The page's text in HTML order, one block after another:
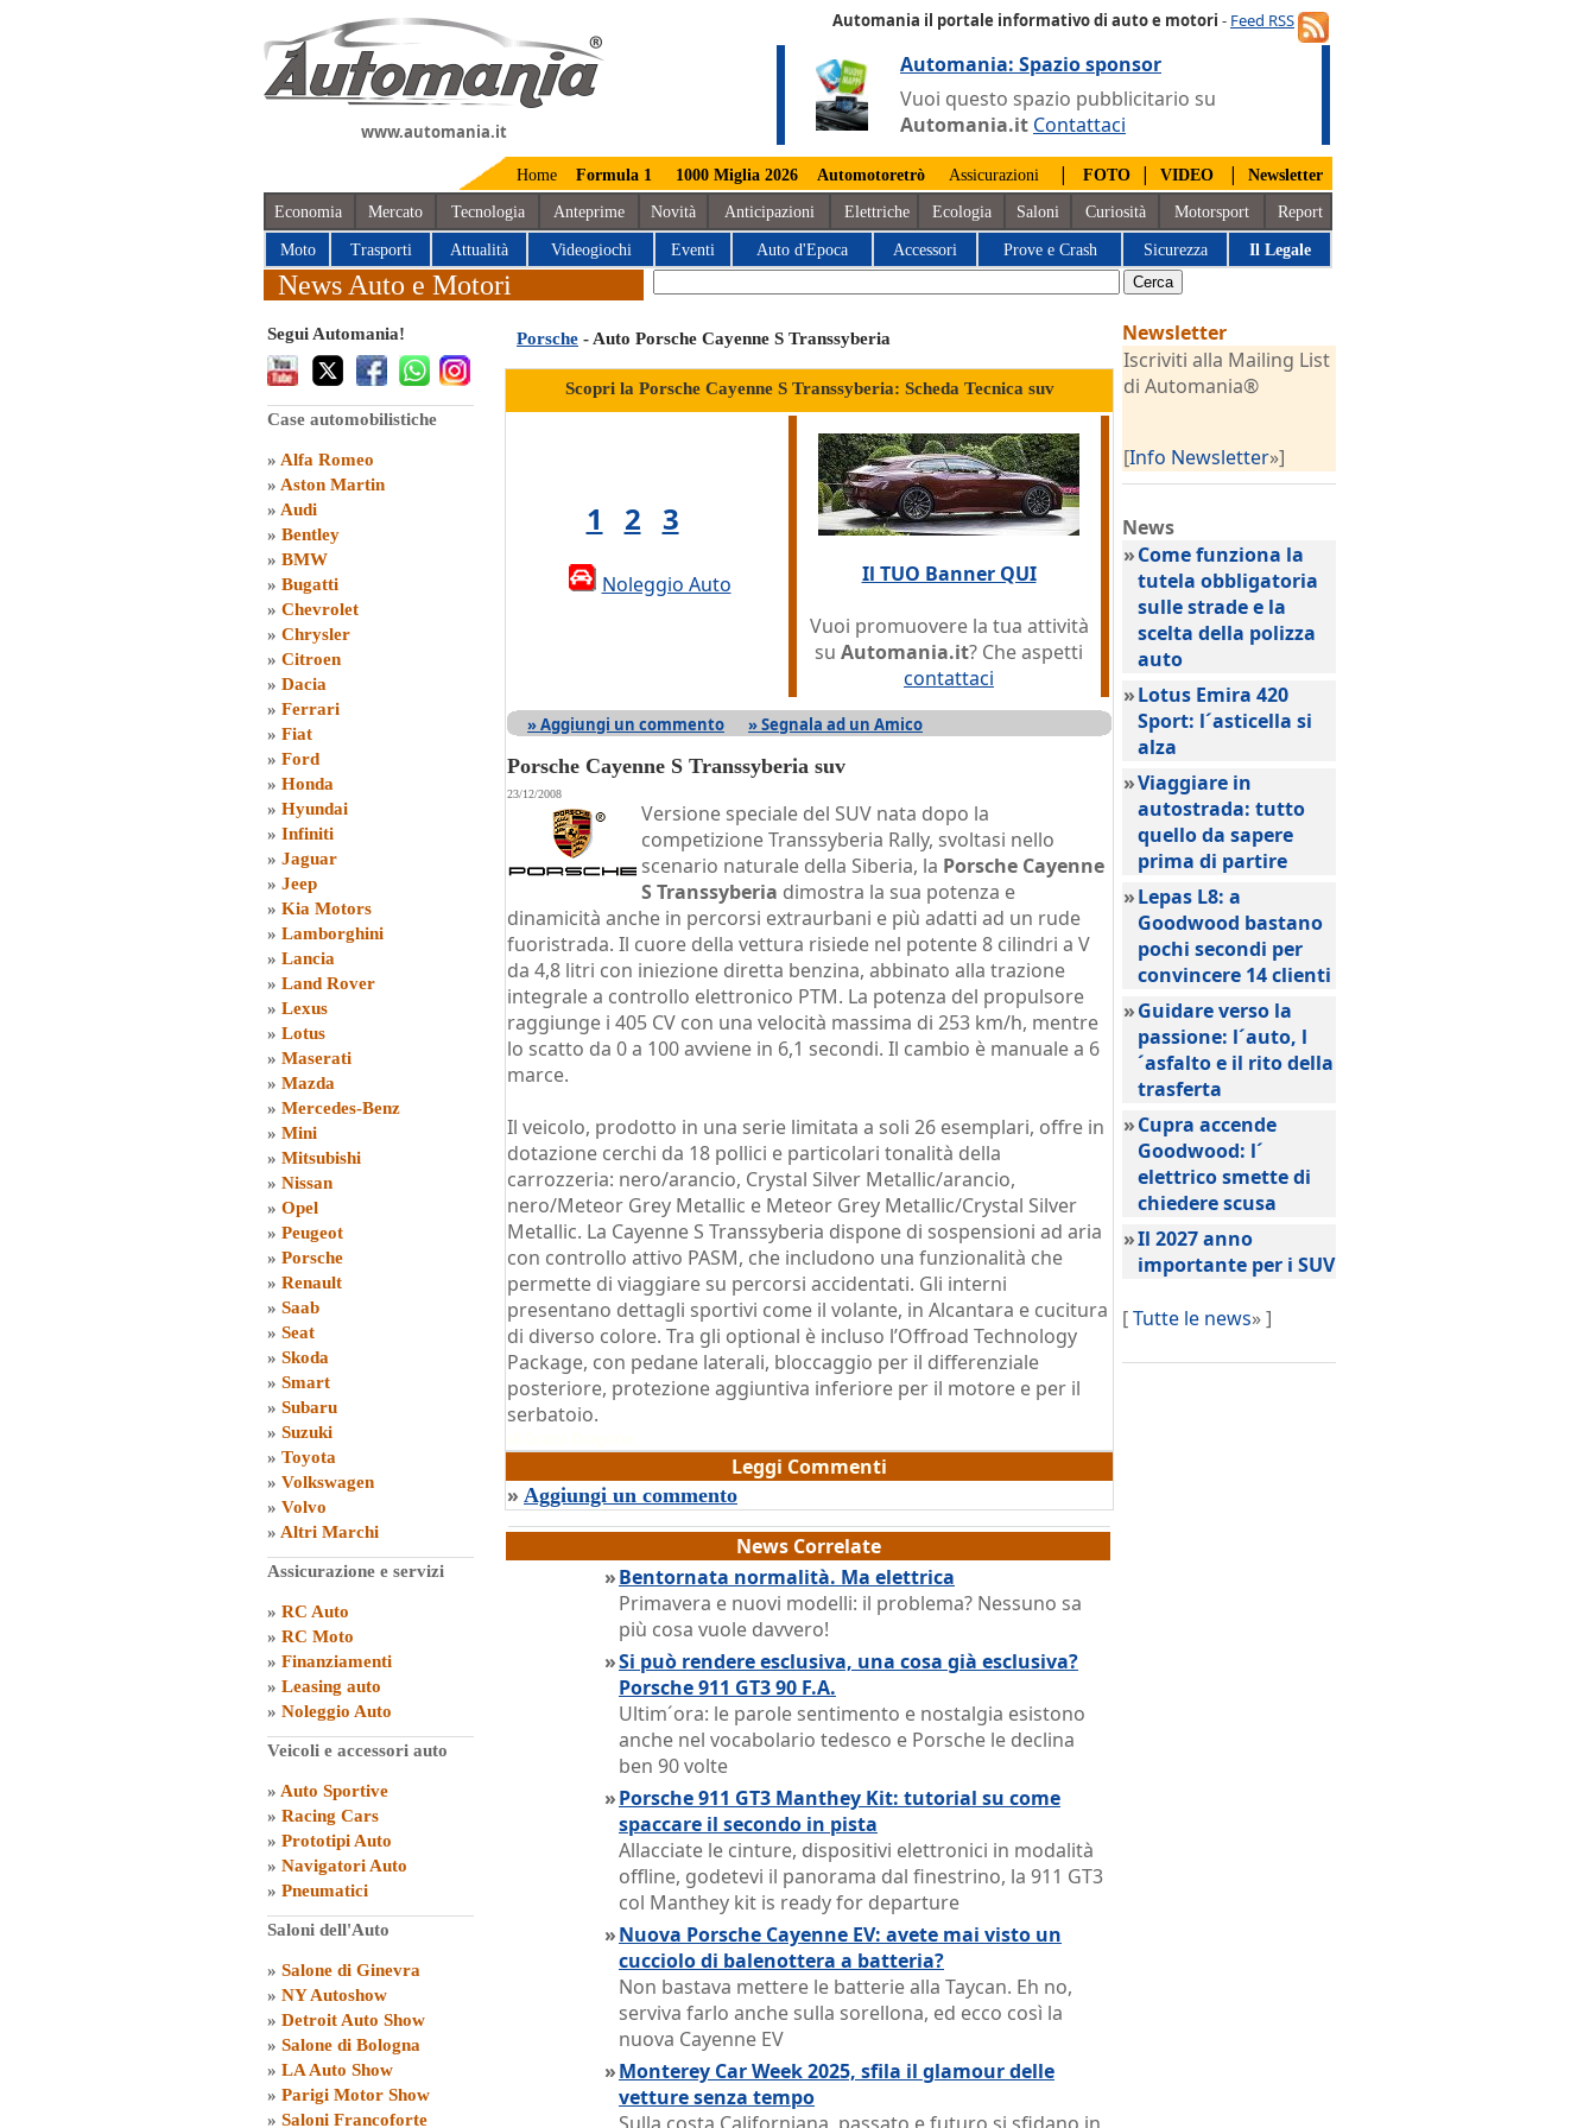
www.automania.it
Automania il portale informativo di auto e motori - Feed RSS
Automania: Spazio sponsor
Vuoi questo spazio pubblicitario su
Automania.it Contattaci
Home Formula 1 1000 Miglia 2026 Automotoretrò Assicurazioni | FOTO | VIDEO | Newsletter
Economia Mercato Tecnologia Anteprime Novità Anticipazioni Elettriche Ecologia Saloni Curiosità Motorsport Report
Moto Trasporti Attualità Videogiochi Eventi Auto d'Epoca Accessori Prove e Crash Sicurezza Il Legale
News Auto e Motori
Segui Automania!
Case automobilistiche
» Alfa Romeo
» Aston Martin
» Audi
» Bentley
» BMW
» Bugatti
» Chevrolet
» Chrysler
» Citroen
» Dacia
» Ferrari
» Fiat
» Ford
» Honda
» Hyundai
» Infiniti
» Jaguar
» Jeep
» Kia Motors
» Lamborghini
» Lancia
» Land Rover
» Lexus
» Lotus
» Maserati
» Mazda
» Mercedes-Benz
» Mini
» Mitsubishi
» Nissan
» Opel
» Peugeot
» Porsche
» Renault
» Saab
» Seat
» Skoda
» Smart
» Subaru
» Suzuki
» Toyota
» Volkswagen
» Volvo
» Altri Marchi
Assicurazione e servizi
» RC Auto
» RC Moto
» Finanziamenti
» Leasing auto
» Noleggio Auto
Veicoli e accessori auto
» Auto Sportive
» Racing Cars
» Prototipi Auto
» Navigatori Auto
» Pneumatici
Saloni dell'Auto
» Salone di Ginevra
» NY Autoshow
» Detroit Auto Show
» Salone di Bologna
» LA Auto Show
» Parigi Motor Show
» Saloni Francoforte
Porsche - Auto Porsche Cayenne S Transsyberia
Scopri la Porsche Cayenne S Transsyberia: Scheda Tecnica suv
1 2 3
Noleggio Auto
Il TUO Banner QUI
Vuoi promuovere la tua attività
su Automania.it? Che aspetti
contattaci
» Aggiungi un commento » Segnala ad un Amico
Porsche Cayenne S Transsyberia suv
23/12/2008
Versione speciale del SUV nata dopo la
competizione Transsyberia Rally, svoltasi nello
scenario naturale della Siberia, la Porsche Cayenne
S Transsyberia dimostra la sua potenza e
dinamicità anche in percorsi extraurbani e più adatti ad un rude
fuoristrada. Il cuore della vettura risiede nel potente 8 cilindri a V
da 4,8 litri con iniezione diretta benzina, abbinato alla trazione
integrale a controllo elettronico PTM. La potenza del propulsore
raggiunge i 405 CV con una velocità massima di 253 km/h, mentre
lo scatto da 0 a 100 avviene in 6,1 secondi. Il cambio è manuale a 6
marce.
Il veicolo, prodotto in una serie limitata a soli 26 esemplari, offre in
dotazione cerchi da 18 pollici e particolari tonalità della
carrozzeria: nero/arancio, Crystal Silver Metallic/arancio,
nero/Meteor Grey Metallic e Meteor Grey Metallic/Crystal Silver
Metallic. La Cayenne S Transsyberia dispone di sospensioni ad aria
con controllo attivo PASM, che includono una funzionalità che
permette di viaggiare su percorsi accidentati. Gli interni
presentano dettagli sportivi come il volante, in Alcantara e cucitura
di diverso colore. Tra gli optional è incluso l’Offroad Technology
Package, con pedane laterali, bloccaggio per il differenziale
posteriore, protezione aggiuntiva inferiore per il motore e per il
serbatoio.
Leggi Commenti
» Aggiungi un commento
News Correlate
»Bentornata normalità. Ma elettrica
Primavera e nuovi modelli: il problema? Nessuno sa
più cosa vuole davvero!
»Si può rendere esclusiva, una cosa già esclusiva?
Porsche 911 GT3 90 F.A.
Ultim´ora: le parole sentimento e nostalgia esistono
anche nel vocabolario tedesco e Porsche le declina
ben 90 volte
»Porsche 911 GT3 Manthey Kit: tutorial su come
spaccare il secondo in pista
Allacciate le cinture, dispositivi elettronici in modalità
offline, godetevi il panorama dal finestrino, la 911 GT3
col Manthey kit is ready for departure
»Nuova Porsche Cayenne EV: avete mai visto un
cucciolo di balenottera a batteria?
Non bastava mettere le batterie alla Taycan. Eh no,
serviva farlo anche sulla sorellona, ed ecco così la
nuova Cayenne EV
»Monterey Car Week 2025, sfila il glamour delle
vetture senza tempo
Newsletter
Iscriviti alla Mailing List
di Automania®
[Info Newsletter»]
News
»Come funziona la
tutela obbligatoria
sulle strade e la
scelta della polizza
auto
»Lotus Emira 420
Sport: l´asticella si
alza
»Viaggiare in
autostrada: tutto
quello da sapere
prima di partire
»Lepas L8: a
Goodwood bastano
pochi secondi per
convincere 14 clienti
»Guidare verso la
passione: l´auto, l
´asfalto e il rito della
trasferta
»Cupra accende
Goodwood: l´
elettrico smette di
chiedere scusa
»Il 2027 anno
importante per i SUV
[Tutte le news» ]